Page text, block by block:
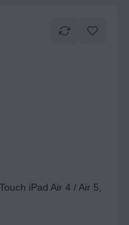
iPad Air 4 / Air 5,